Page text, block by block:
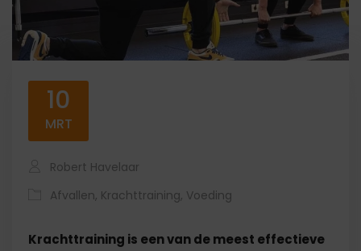
10
MRT
Robert Havelaar
Afvallen, Krachttraining, Voeding
Krachttraining is een van de meest effectieve